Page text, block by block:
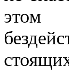
этом